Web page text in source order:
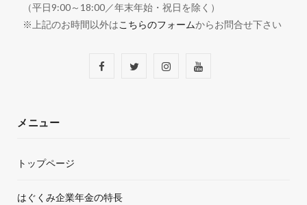
（平日9:00～18:00／年末年始・祝日を除く）
※上記のお時間以外はこちらのフォームからお問合せ下さい
o
T I Y
メニュー
トップページ
はぐくみ企業年金の特長